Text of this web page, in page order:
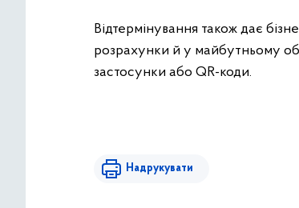
Відтермінування також дає
розрахунки й у майбутньому
застосунки або QR-коди.
Надрукувати